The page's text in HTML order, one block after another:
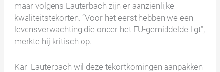
maar volgens Lauterbach zijn er aanzienlijke
kwaliteitstekorten. “Voor het eerst hebben we een
levensverwachting die onder het EU-gemiddelde ligt”,
merkte hij kritisch op.
Karl Lauterbach wil deze tekortkomingen aanpakken